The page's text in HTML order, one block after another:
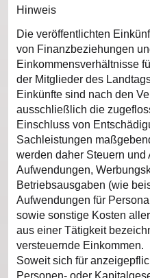
Hinweis
Die veröffentlichten
von Finanzbeziehungen
Einkommensverhältnisse
der Mitglieder des
Einkünfte sind nach den
ausschließlich die
Einschluss von
Sachleistungen
werden daher Steuern und
Aufwendungen,
Betriebsausgaben (wie
Aufwendungen für
sowie sonstige Kosten
aus einer Tätigkeit
versteuernde Einkommen.
Soweit sich für
Personen- oder